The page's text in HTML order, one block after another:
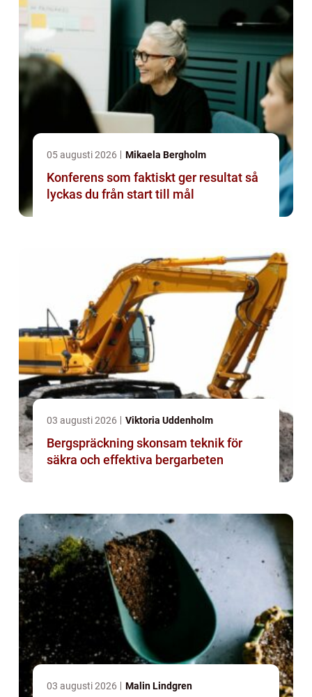
05 augusti 2026 Mikaela Bergholm
Konferens som faktiskt ger resultat så
lyckas du från start till mål
03 augusti 2026 Viktoria Uddenholm
Bergspräckning skonsam teknik för
säkra och effektiva bergarbeten
03 augusti 2026 Malin Lindgren